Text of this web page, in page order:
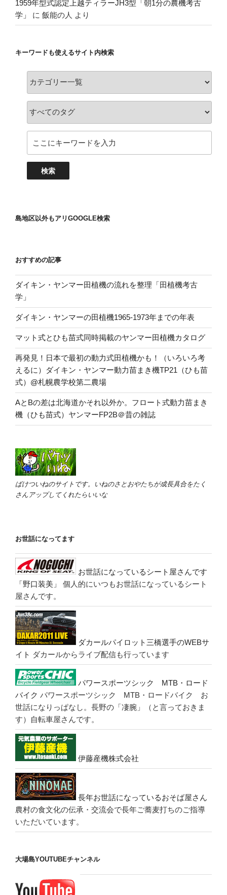
1959年型式認定上越ティラーJH3型「朝1分の農機考古
学」
に 飯能の人 より
キーワードも使えるサイト内検索
島地区以外もアリGOOGLE検索
おすすめの記事
ダイキン・ヤンマー田植機の流れを整理「田植機考古
学」
ダイキン・ヤンマーの田植機1965-1973年までの年表
マット式とひも苗式同時掲載のヤンマー田植機カタログ
再発見！日本で最初の動力式田植機かも！（いろいろ考
えるに）ダイキン・ヤンマー動力苗まき機TP21（ひも苗
式）@札幌農学校第二農場
AとBの差は北海道かそれ以外か。フロート式動力苗まき
機（ひも苗式）ヤンマーFP2B＠昔の雑誌
ばけついねのサイトです。いねのさとおやたちが成長具合をたく
さんアップしてくれたらいいな
お世話になってます
お世話になっているシート屋さんです
「野口装美」
個人的にいつもお世話になっているシート
屋さんです。
ダカールパイロット三橋選手のWEBサ
イト ダカールからライブ配信も行っています
パワースポーツシック MTB・ロード
バイク パワースポーツシック MTB・ロードバイク お
世話になりっぱなし。長野の「凄腕」（と言っておきま
す）自転車屋さんです。
伊藤産機株式会社
長年お世話になっているおそば屋さん
農村の食文化の伝承・交流会で長年ご蕎麦打ちのご指導
いただいています。
大場島YOUTUBEチャンネル